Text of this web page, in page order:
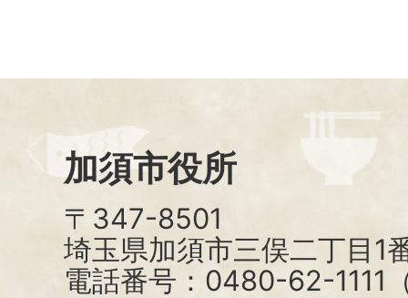
加須市役所
〒347-8501
埼玉県加須市三俣二丁目1
電話番号：0480-62-1111